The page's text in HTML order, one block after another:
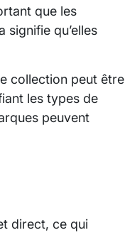
que les
qu’elles
collection peut être
les types de
peuvent
direct, ce qui